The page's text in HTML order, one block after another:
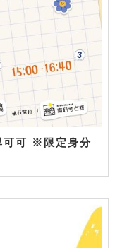
可可 ※限定身分